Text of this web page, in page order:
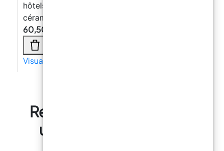
hôtels Techniciens et poseurs de revêtements
céramiques
60,50
Visualizza di più →
ResinPro : une boutique
unique pour tous vos